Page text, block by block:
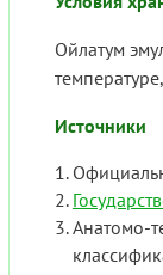
Ойлатум
Источники
Анатомо-